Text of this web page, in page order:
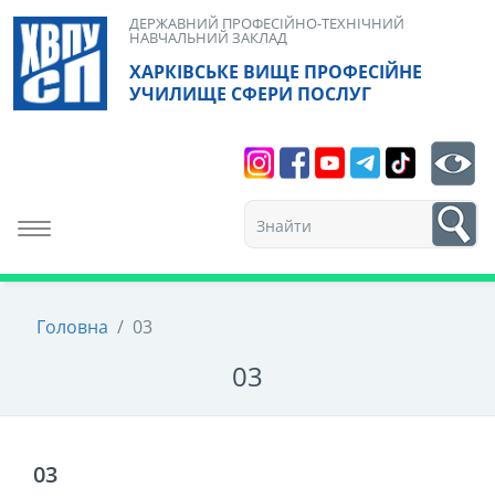
Skip
content
ХАРКІВСЬКЕ ВИЩЕ ПРОФЕСІЙНЕ
УЧИЛИЩЕ СФЕРИ ПОСЛУГ
ДЕРЖАВНИЙ ПРОФЕСІЙНО-ТЕХНІЧНИЙ
НАВЧАЛЬНИЙ ЗАКЛАД
Toggle navigation
1
Головна / 03
03
03